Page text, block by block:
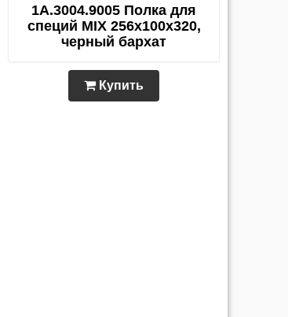
1A.3004.9005 Полка для
специй MIX 256х100х320,
черный бархат
Купить